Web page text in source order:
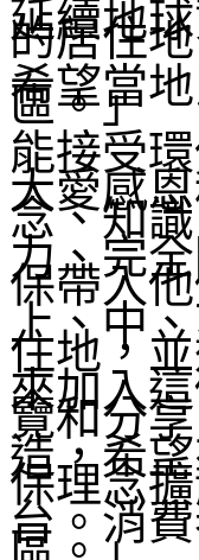
的居住
區。」
大愛感
力、完
上、中
來加入
造，希
台。消